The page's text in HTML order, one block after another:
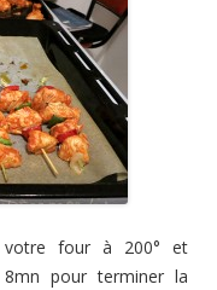
votre four à 200° et
pour terminer la